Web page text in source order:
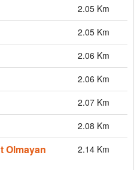
2.05 Km
2.05 Km
2.06 Km
2.06 Km
2.07 Km
2.08 Km
Olmayan
2.14 Km